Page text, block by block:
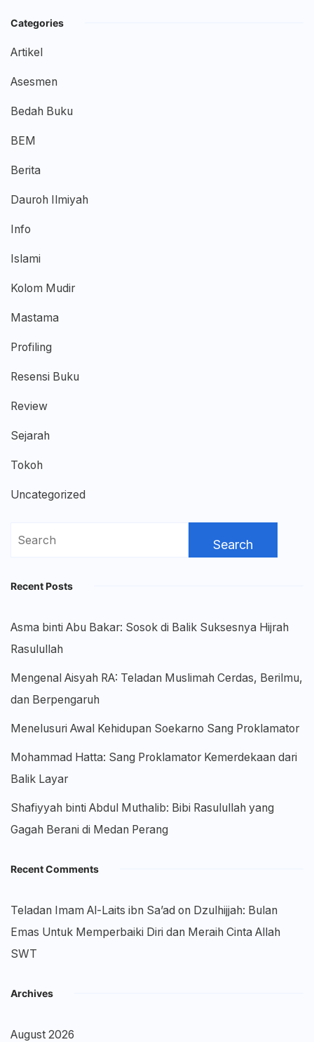
Categories
Artikel
Asesmen
Bedah Buku
BEM
Berita
Dauroh Ilmiyah
Info
Islami
Kolom Mudir
Mastama
Profiling
Resensi Buku
Review
Sejarah
Tokoh
Uncategorized
Search
Recent Posts
Asma binti Abu Bakar: Sosok di Balik Suksesnya Hijrah
Rasulullah
Mengenal Aisyah RA: Teladan Muslimah Cerdas, Berilmu,
dan Berpengaruh
Menelusuri Awal Kehidupan Soekarno Sang Proklamator
Mohammad Hatta: Sang Proklamator Kemerdekaan dari
Balik Layar
Shafiyyah binti Abdul Muthalib: Bibi Rasulullah yang
Gagah Berani di Medan Perang
Recent Comments
Teladan Imam Al-Laits ibn Sa’ad on Dzulhijjah: Bulan
Emas Untuk Memperbaiki Diri dan Meraih Cinta Allah
SWT
Archives
August 2026